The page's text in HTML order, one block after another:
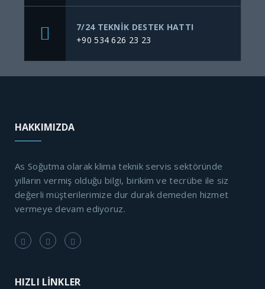
7/24 TEKNIK DESTEK HATTI
+90 534 626 23 23
HAKKIMIZDA
As Soğutma olarak klima teknik servis sektöründe
yılların vermiş olduğu bilgi, birikim ve tecrübe ile siz
değerli müşterilerimize dur durak demeden hizmet
vermeye devam ediyoruz.
HIZLI LİNKLER